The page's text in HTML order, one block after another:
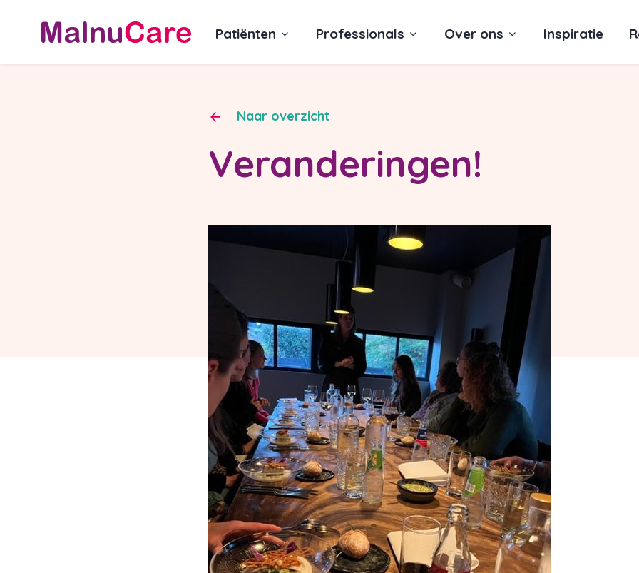
Patiënten Professionals Over ons Inspiratie
Naar overzicht
Veranderingen!